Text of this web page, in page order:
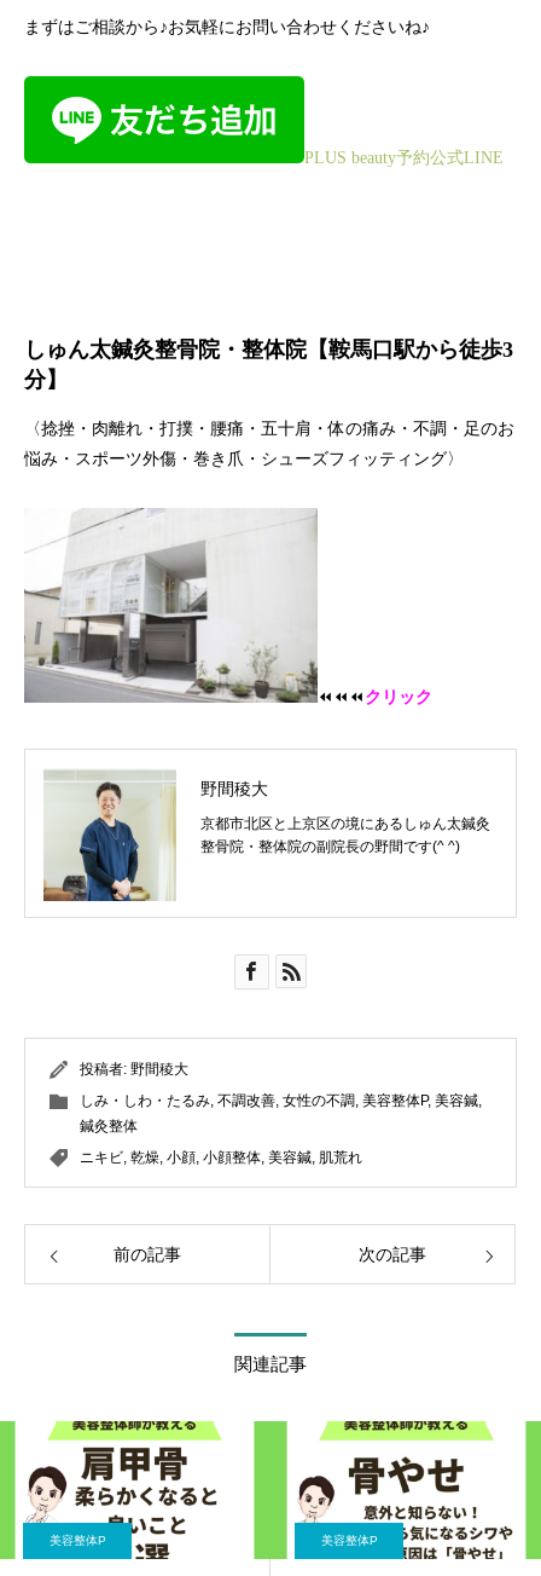
まずはご相談から♪お気軽にお問い合わせくださいね♪
PLUS beauty予約公式LINE
しゅん太鍼灸整骨院・整体院【鞍馬口駅から徒歩3
分】
〈捻挫・肉離れ・打撲・腰痛・五十肩・体の痛み・不調・足のお
悩み・スポーツ外傷・巻き爪・シューズフィッティング〉
⏪⏪⏪ クリック
野間稜大
京都市北区と上京区の境にあるしゅん太鍼灸
整骨院・整体院の副院長の野間です(^ ^)
投稿者: 野間稜大
しみ・しわ・たるみ, 不調改善, 女性の不調 , 美容整体P, 美容鍼,
鍼灸整体
ニキビ, 乾燥, 小顔, 小顔整体, 美容鍼, 肌荒れ
前の記事 次の記事
関連記事
美容整体P 美容整体P